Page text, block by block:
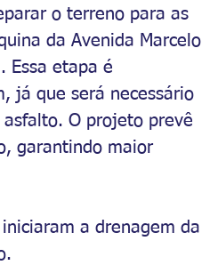
o terreno para as
da Avenida Marcelo
Essa etapa é
já que será necessário
O projeto prevê
garantindo maior
a drenagem da